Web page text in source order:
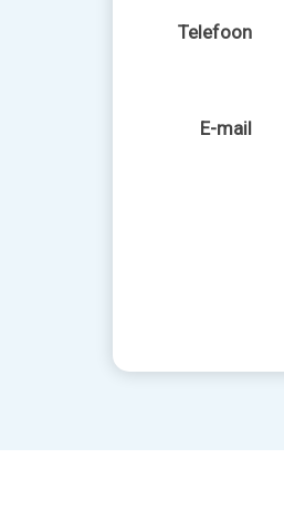
Telefoon
E-mail